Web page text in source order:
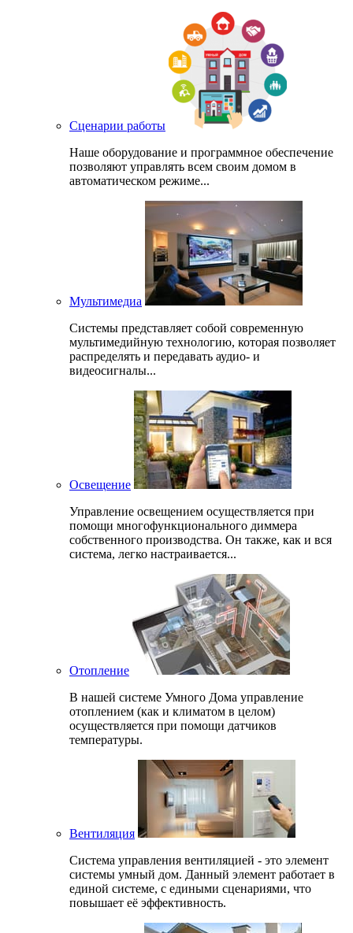
Сценарии работы
Наше оборудование и программное обеспечение
позволяют управлять всем своим домом в
автоматическом режиме...
Мультимедиа
Системы представляет собой современную
мультимедийную технологию, которая позволяет
распределять и передавать аудио- и
видеосигналы...
Освещение
Управление освещением осуществляется при
помощи многофункционального диммера
собственного производства. Он также, как и вся
система, легко настраивается...
Отопление
В нашей системе Умного Дома управление
отоплением (как и климатом в целом)
осуществляется при помощи датчиков
температуры.
Вентиляция
Система управления вентиляцией - это элемент
системы умный дом. Данный элемент работает в
единой системе, с едиными сценариями, что
повышает её эффективность.